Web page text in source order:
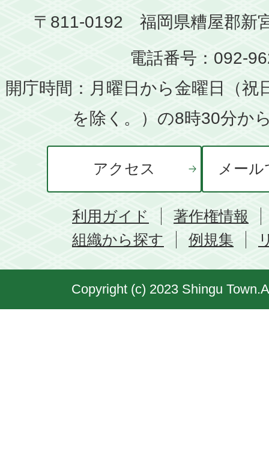
〒811-0192 福岡県糟屋郡新
電話番号：092-
開庁時間：月曜日から金曜日（祝
を除く。）の8時30分か
アクセス メー
利用ガイド
著作権情報
組織から探す
例規集
Copyright (c) 2023 Shingu